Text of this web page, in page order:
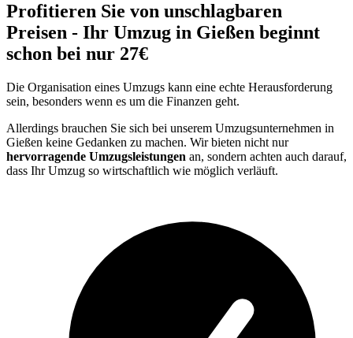
Profitieren Sie von unschlagbaren
Preisen - Ihr Umzug in Gießen beginnt
schon bei nur 27€
Die Organisation eines Umzugs kann eine echte Herausforderung
sein, besonders wenn es um die Finanzen geht.
Allerdings brauchen Sie sich bei unserem Umzugsunternehmen in
Gießen keine Gedanken zu machen. Wir bieten nicht nur
hervorragende Umzugsleistungen an, sondern achten auch darauf,
dass Ihr Umzug so wirtschaftlich wie möglich verläuft.